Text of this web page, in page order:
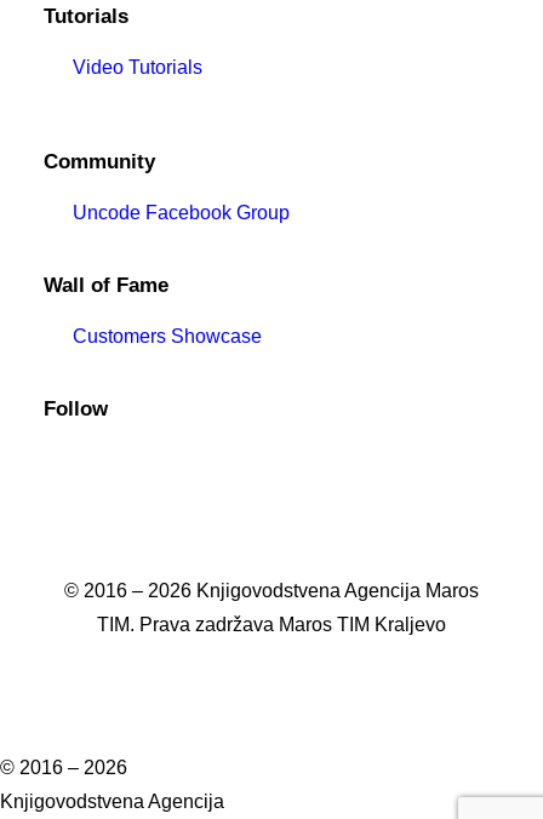
Tutorials
Video Tutorials
Community
Uncode Facebook Group
Wall of Fame
Customers Showcase
Follow
© 2016 – 2026 Knjigovodstvena Agencija Maros
TIM. Prava zadržava Maros TIM Kraljevo
© 2016 – 2026
Knjigovodstvena Agencija